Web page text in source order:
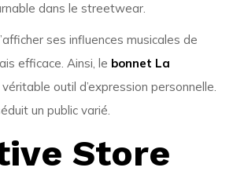
dans le streetwear.
ses influences musicales de
efficace. Ainsi, le bonnet La
outil d’expression personnelle.
un public varié.
Store